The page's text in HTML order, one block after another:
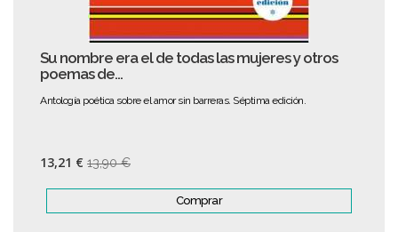
Su nombre era el de todas las mujeres y otros
poemas de...
Antología poética sobre el amor sin barreras. Séptima edición.
13,21 € 13,90 €
Comprar